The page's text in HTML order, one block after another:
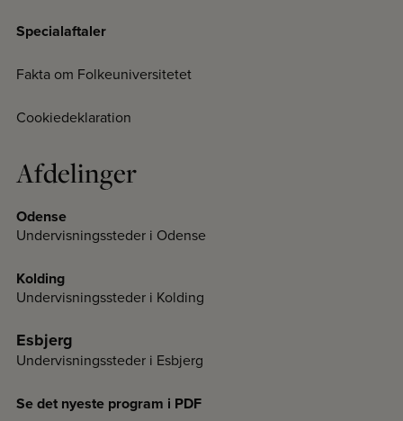
Specialaftaler
Fakta om Folkeuniversitetet
Cookiedeklaration
Afdelinger
Odense
Undervisningssteder i Odense
Kolding
Undervisningssteder i Kolding
Esbjerg
Undervisningssteder i Esbjerg
Se det nyeste program i PDF